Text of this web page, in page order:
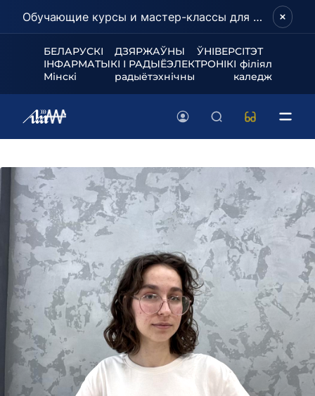
Обучающие курсы и мастер-классы для школьников и абитуриентов!
БЕЛАРУСКІ ДЗЯРЖАЎНЫ ЎНІВЕРСІТЭТ
ІНФАРМАТЫКІ І РАДЫЁЭЛЕКТРОНІКІ філіял
Мінскі радыётэхнічны каледж